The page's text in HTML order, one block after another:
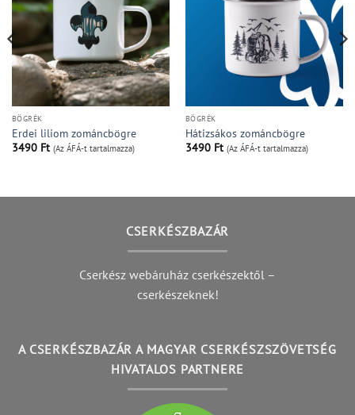
BÖGRÉK
Erdei liliom zománcbögre
3490 Ft (Az ÁFÁ-t tartalmazza)
BÖGRÉK
Hátizsákos zománcbögre
3490 Ft (Az ÁFÁ-t tartalmazza)
CSERKÉSZBAZÁR
Cserkész webáruház cserkészektől –
cserkészeknek!
A CSERKÉSZBAZÁR A MAGYAR CSERKÉSZSZÖVETSÉG
HIVATALOS PARTNERE